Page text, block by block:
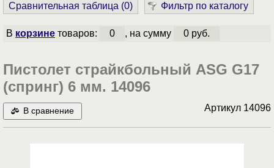
Сравнительная таблица (0) Фильтр по каталогу
В корзинетоваров: 0 , на сумму 0 руб.
Пистолет страйкбольный ASG G17
(спринг) 6 мм. 14096
В сравнение Артикул 14096